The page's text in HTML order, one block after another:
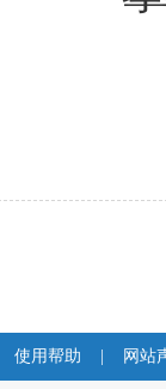
使用帮助 网站